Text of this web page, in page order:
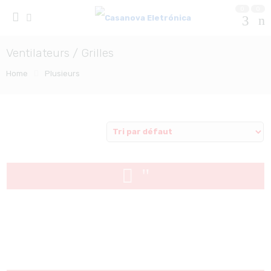
Ventilateurs / Grilles
Home Plusieurs